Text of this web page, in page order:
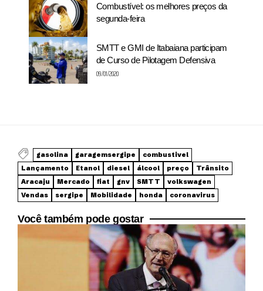
Combustível: os melhores preços da
segunda-feira
SMTT e GMI de Itabaiana participam
de Curso de Pilotagem Defensiva
09/01/2020
gasolina garagemsergipe
combustivel
Lançamento
Etanol diesel álcool preço
Trânsito
Aracaju
Mercado fiat gnv SMTT
volkswagen
Vendas
sergipe Mobilidade honda coronavirus
Você também pode gostar